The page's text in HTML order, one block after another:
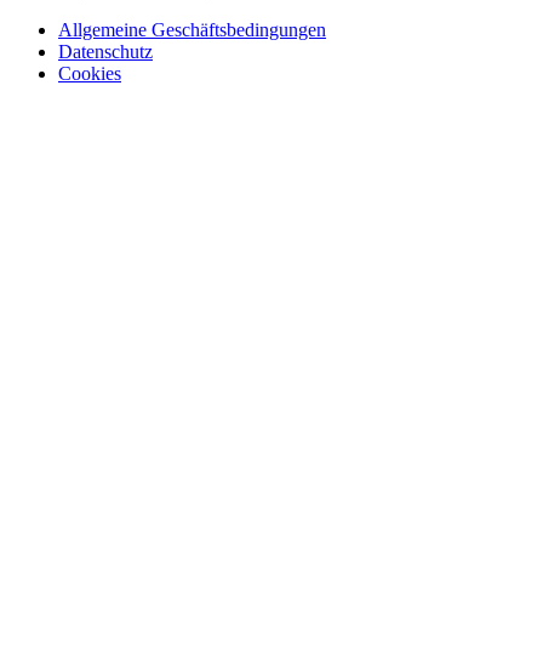
Allgemeine Geschäftsbedingungen
Datenschutz
Cookies